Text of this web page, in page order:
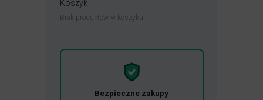
Koszyk
Brak produktów w koszyku.
Bezpieczne zakupy